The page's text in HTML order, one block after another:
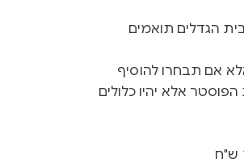
הגדלים תואמים
אם תבחרו להוסיף
אלא יהיו כלולים